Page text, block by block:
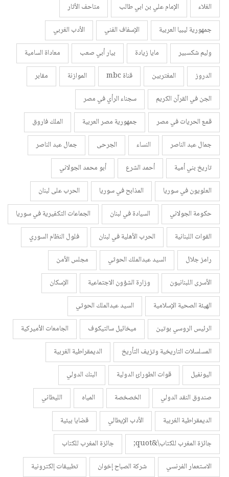
الغلاء
الإمام علي بن ابي طالب
متاحف الأثار
جمهورية ليبيا العربية
الإسفاف الفني
الأدب الغربي
وليم شكسبير
مايا زيادة بيار أبي صعب
معاداة السامية
الدروز
المغتربين قناة mbc الموازنة
مقابر
الجن في القرآن الكريم
سجناء الرأي في مصر
قمع الحريات في مصر
جمهورية مصر العربية
الملك فاروق
جمال عبد الناصر
النساء الجرحى
جمال عبد الناصر
تاريخ بني أمية
أحمد الشرع
أبو محمد الجولاني
العلويون في سوريا
المذابح في سوريا
الحرب على لبنان
حكومة الجولاني
السيادة في لبنان
الجماعات التكفيرية في سوريا
القوات اللبنانية
الحرب الأهلية في لبنان
فلول النظام السوري
رامز جلال
السيد عبدالملك الحوثي
مجلس الأمن
الأسرى اللبنانيون
وزارة الشؤون الاجتماعية
الإسكان
الهيئة الصحية الإسلامية
السيد عبدالملك الحوثي
الرئيس الروسي بوتين
ميخائيل سالتيكوف
الجامعات الأميركية
المسلسلات التاريخية وتزيف التأريخ
الديمقراطية الغربية
اليونفيل
قوات الطورائ الدولية
البنك الدولي
صندوق النقد الدولي
الخصخصة المياه
الليطاني
الديمقراطية الغربية
الأدب الإيطالي
قضايا بيئية
جائزة المغرب للكتاب\&quot;
جائزة المغرب للكتاب
الاستعمار الفرنسي
شركة الصباح إخوان تطبيقات إلكترونية